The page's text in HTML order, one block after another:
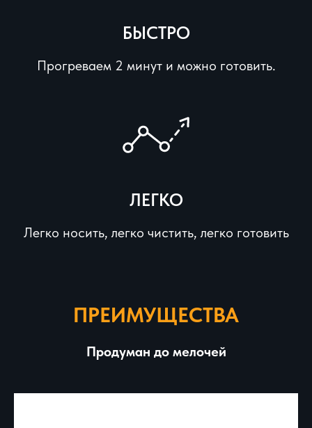
БЫСТРО
Прогреваем 2 минут и можно готовить.
ЛЕГКО
Легко носить, легко чистить, легко готовить
ПРЕИМУЩЕСТВА
Продуман до мелочей